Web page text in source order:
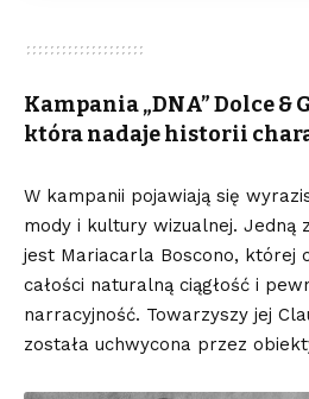
Kampania „DNA” Dolce &
która nadaje historii
W kampanii pojawiają się
mody i kultury wizualnej. Jedną
jest Mariacarla Boscono, której
całości naturalną ciągłość i
narracyjność. Towarzyszy jej
została uchwycona przez